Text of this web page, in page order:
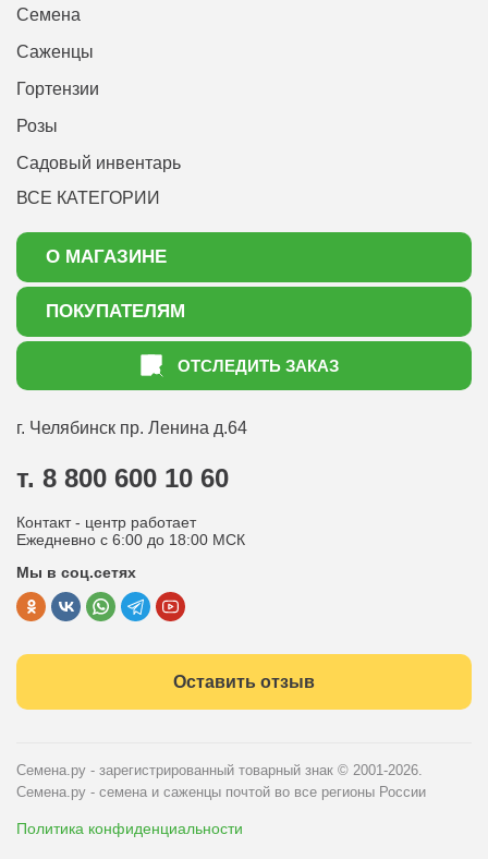
Семена
Саженцы
Гортензии
Розы
Садовый инвентарь
ВСЕ КАТЕГОРИИ
О МАГАЗИНЕ
О нас
Акции
ПОКУПАТЕЛЯМ
Как оформить заказ
Статьи садоводу
Оптовым покупателям
Политика конфиденциальности
Публичная оферта
ОТСЛЕДИТЬ ЗАКАЗ
г. Челябинск пр. Ленина д.64
т. 8 800 600 10 60
Контакт - центр работает
Ежедневно с 6:00 до 18:00 МСК
Мы в соц.сетях
Оставить отзыв
Семена.ру - зарегистрированный товарный знак © 2001-2026.
Семена.ру - семена и саженцы почтой во все регионы России
Политика конфиденциальности